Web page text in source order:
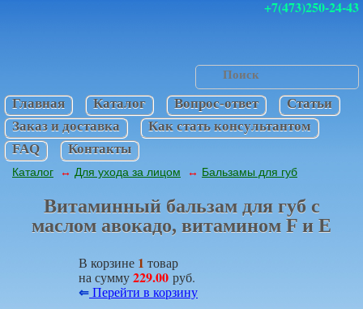
+7(473)250-24-43
Главная Каталог Вопрос-ответ
Статьи
Заказ и доставка
Как стать консультантом
FAQ
Контакты
Каталог ↔ Для ухода за лицом ↔ Бальзамы для губ
Витаминный бальзам для губ с
маслом авокадо, витамином F и E
В корзине 1 товар
на сумму229.00 руб.
⇐Перейти в корзину